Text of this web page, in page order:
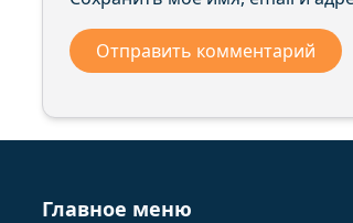
Главное меню